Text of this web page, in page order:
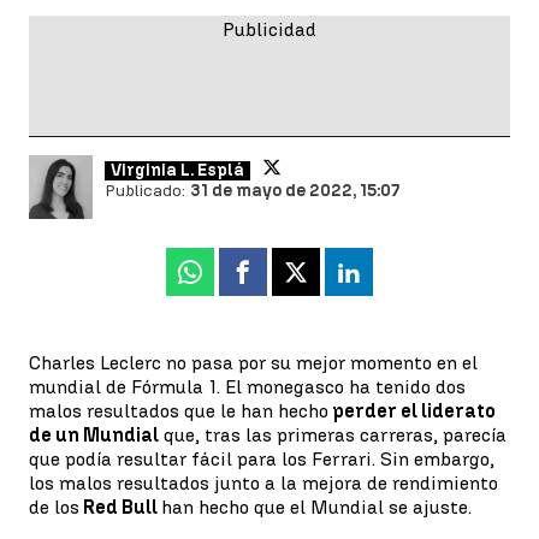
Virginia L. Esplá
Publicado: 31 de mayo de 2022, 15:07
Whatsapp
Facebook
X Linkedin
Charles Leclerc no pasa por su mejor momento en el
mundial de Fórmula 1. El monegasco ha tenido dos
malos resultados que le han hecho perder el liderato
de un Mundial que, tras las primeras carreras, parecía
que podía resultar fácil para los Ferrari. Sin embargo,
los malos resultados junto a la mejora de rendimiento
de los Red Bull han hecho que el Mundial se ajuste.